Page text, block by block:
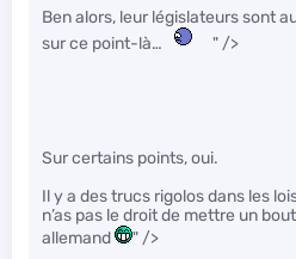
Ben alors, leur législateurs sont
sur ce point-là…
" />
Sur certains points, oui.
Il y a des trucs rigolos dans les
n’as pas le droit de mettre un
allemand
" />